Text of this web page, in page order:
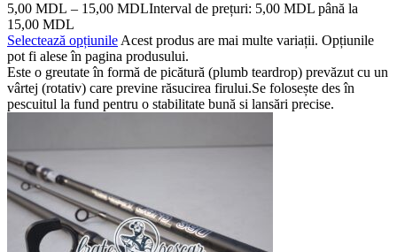
5,00 MDL – 15,00 MDLInterval de prețuri: 5,00 MDL până la
15,00 MDL
Selectează opțiunile Acest produs are mai multe variații. Opțiunile
pot fi alese în pagina produsului.
Este o greutate în formă de picătură (plumb teardrop) prevăzut cu un
vârtej (rotativ) care previne răsucirea firului.Se folosește des în
pescuitul la fund pentru o stabilitate bună si lansări precise.